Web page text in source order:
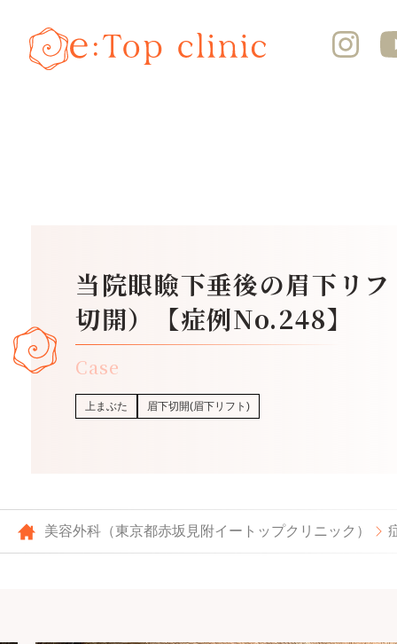
上まぶた 眉下切開(眉下リフト)
Case
当院眼瞼下垂後の眉下リ
切開）【症例No.248】
美容外科（東京都赤坂見附イートップクリニック）